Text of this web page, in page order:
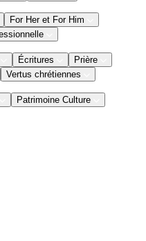
For Her et For Him
Écritures
Prière
Vertus chrétiennes
Patrimoine Culture